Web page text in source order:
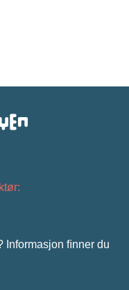
Informasjon ﬁnner du